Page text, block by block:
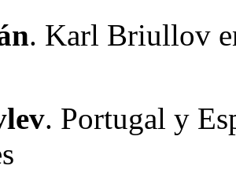
. Karl Briullov
. Portugal y